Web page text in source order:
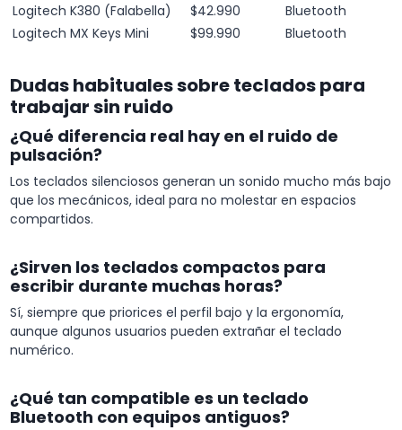
Logitech K380 (Falabella)
$42.990
Bluetooth
Logitech MX Keys Mini
$99.990 Bluetooth
Dudas habituales sobre teclados para
trabajar sin ruido
¿Qué diferencia real hay en el ruido de
pulsación?
Los teclados silenciosos generan un sonido mucho más bajo
que los mecánicos, ideal para no molestar en espacios
compartidos.
¿Sirven los teclados compactos para
escribir durante muchas horas?
Sí, siempre que priorices el perfil bajo y la ergonomía,
aunque algunos usuarios pueden extrañar el teclado
numérico.
¿Qué tan compatible es un teclado
Bluetooth con equipos antiguos?